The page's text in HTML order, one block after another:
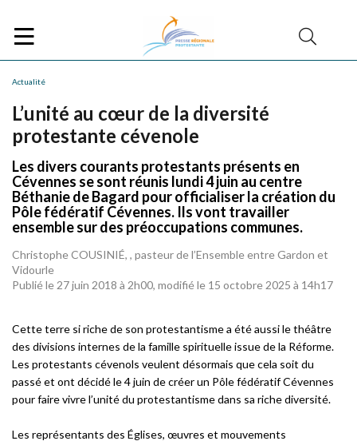
Actualité
L’unité au cœur de la diversité
protestante cévenole
Les divers courants protestants présents en
Cévennes se sont réunis lundi 4 juin au centre
Béthanie de Bagard pour officialiser la création du
Pôle fédératif Cévennes. Ils vont travailler
ensemble sur des préoccupations communes.
Christophe COUSINIÉ, , pasteur de l’Ensemble entre Gardon et
Vidourle
Publié le 27 juin 2018 à 2h00, modifié le 15 octobre 2025 à 14h17
Cette terre si riche de son protestantisme a été aussi le théâtre
des divisions internes de la famille spirituelle issue de la Réforme.
Les protestants cévenols veulent désormais que cela soit du
passé et ont décidé le 4 juin de créer un Pôle fédératif Cévennes
pour faire vivre l’unité du protestantisme dans sa riche diversité.
Les représentants des Églises, œuvres et mouvements